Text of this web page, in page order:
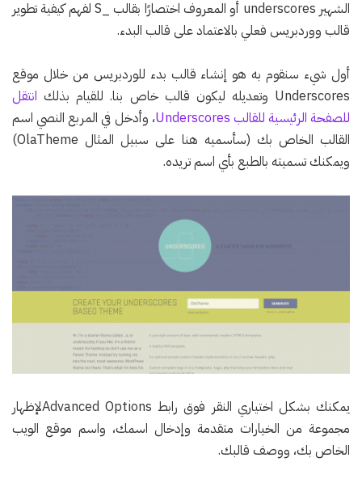
الشهير underscores أو المعروف اختصارًا بقالب _S لفهم كيفية تطوير
قالب ووردبريس فعلي بالاعتماد على قالب البدء.
أول شيء سنقوم به هو إنشاء قالب بدء للوردبريس من خلال موقع
Underscores وتعديله ليكون قالب خاص بنا. للقيام بذلك
انتقل
للصفحة الرئيسية للقالب Underscores
، وأدخل في المربع النصي اسم
القالب الخاص بك (سأسميه هنا على سبيل المثال OlaTheme)
ويمكنك تسميته بالطبع بأي اسم تريده.
يمكنك بشكل اختياري النقر فوق رابط Advanced Optionsلإظهار
مجموعة من الخيارات متقدمة وإدخال اسمك، واسم موقع الويب
الخاص بك، ووصف قالبك.